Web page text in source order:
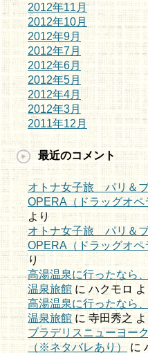
2012年11月
2012年10月
2012年9月
2012年7月
2012年6月
2012年5月
2012年4月
2012年3月
2011年12月
最近のコメント
オトナ女子旅 パリ＆
OPERA（ドラッグオペ
より
オトナ女子旅 パリ＆
OPERA（ドラッグオペ
り
高湯温泉に行ったなら
温泉旅館 に ハクモロ よ
高湯温泉に行ったなら
温泉旅館 に 寺田秀之 よ
ブラデリスニューヨー
（※ネタバレあり）
に